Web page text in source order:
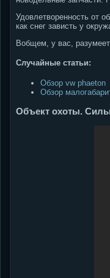
Удовлетворенность от
как снег зависть у
Вобщем, у вас,
Случайные статьи:
Обзор vw phaeton
Обзор
Объект охоты.